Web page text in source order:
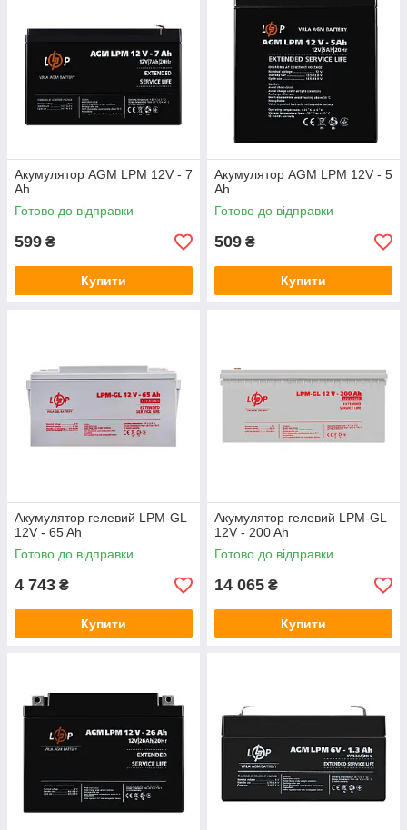
Акумулятор AGM LPM 12V - 7
Ah
Готово до відправки
599 ₴
Купити
Акумулятор AGM LPM 12V - 5
Ah
Готово до відправки
509 ₴
Купити
Акумулятор гелевий LPM-GL
12V - 65 Ah
Готово до відправки
4 743 ₴
Купити
Акумулятор гелевий LPM-GL
12V - 200 Ah
Готово до відправки
14 065 ₴
Купити